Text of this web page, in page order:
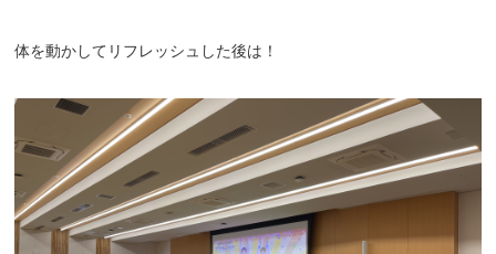
体を動かしてリフレッシュした後は！